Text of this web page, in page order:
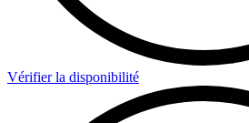
Vérifier la disponibilité